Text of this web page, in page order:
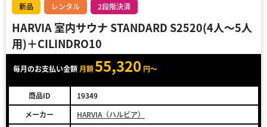
新品 レンタル 2段階決済
HARVIA 室内サウナ STANDARD S2520(4人～5人
用)＋CILINDRO10
毎月のお支払い金額 月額55,320 円～
商品ID
19349
メーカー
HARVIA（ハルビア）